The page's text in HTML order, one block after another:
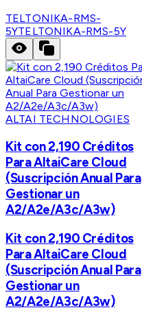
TELTONIKA-RMS-
5YTELTONIKA-RMS-5Y
ALTAI TECHNOLOGIES
Kit con 2,190 Créditos
Para AltaiCare Cloud
(Suscripción Anual Para
Gestionar un
A2/A2e/A3c/A3w)
Kit con 2,190 Créditos
Para AltaiCare Cloud
(Suscripción Anual Para
Gestionar un
A2/A2e/A3c/A3w)